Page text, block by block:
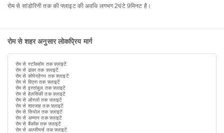
रोम से सांडोरिनी तक की फ्लाइट की अवधि लगभग 2घंटे 9मिनट है।
रोम से शहर अनुसार लोकप्रिय मार्ग
रोम से स्टॉकहोम तक फ़्लाइटें
रोम से ढाका तक फ़्लाइटें
रोम से कोपेनहेगन तक फ़्लाइटें
रोम से विएना तक फ़्लाइटें
रोम से इस्तांबुल तक फ़्लाइटें
रोम से हेलसिंकी तक फ़्लाइटें
रोम से ओस्लो तक फ़्लाइटें
रोम से शारजाह तक फ़्लाइटें
रोम से सियोल तक फ़्लाइटें
रोम से अम्मान तक फ़्लाइटें
रोम से बैंकॉक तक फ़्लाइटें
रोम से अल्जीयर्स तक फ़्लाइटें